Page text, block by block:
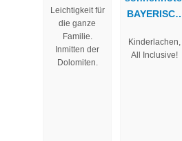
Leichtigkeit für
die ganze
Familie.
Inmitten der
Dolomiten.
BAYERISCH
Kinderlachen,
All Inclusive!